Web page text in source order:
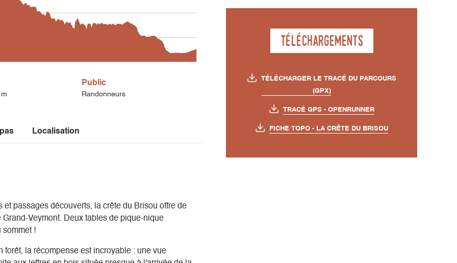
Public
Randonneurs
Localisation
passages découverts, la crête du Brisou offre de
Veymont. Deux tables de pique-nique
sommet !
la récompense est incroyable : une vue
Téléchargements
TÉLÉCHARGER LE TRACÉ DU PARCOURS
(GPX)
TRACÉ GPS - OPENRUNNER
FICHE TOPO - LA CRÊTE DU BRISOU